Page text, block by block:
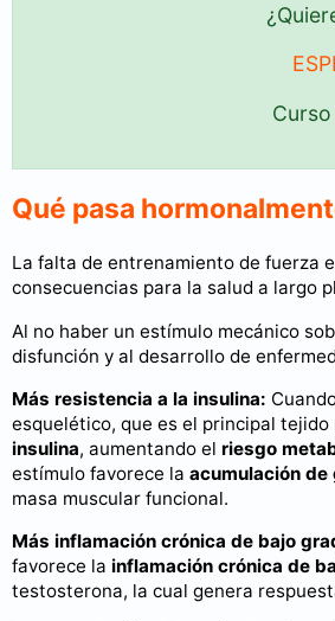
Qué pasa
La falta de entrenamiento de fuerza
consecuencias para la salud a largo
Al no haber un estímulo mecánico
disfunción y al desarrollo de
Más resistencia a la insulina:
esquelético, que es el principal
insulina, aumentando el riesgo
estímulo favorece la acumulación
masa muscular funcional.
Más inflamación crónica de bajo
favorece la inflamación crónica de
testosterona, la cual genera